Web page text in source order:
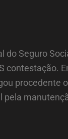
Seguro
contestação.
procedente
pela